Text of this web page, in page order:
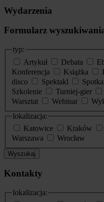
Wydarzenia
Formularz
typ:
Artykuł
Debata
Konferencja
Książka
disco
Spektakl
Szkolenie
Turniej-gier
Warsztat
Webinar
lokalizacja:
Katowice
Kraków
Warszawa
Wrocław
Wyszukaj
Kontakty
lokalizacja: